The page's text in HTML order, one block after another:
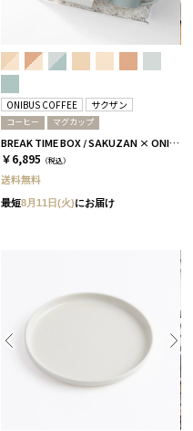
ONIBUS COFFEE サクザン
コーヒー マグカップ
BREAK TIME BOX / SAKUZAN × ONIBUS COFFEE スカイブルー
￥6,895 （税込）
送料無料
最短8月11日(火)にお届け